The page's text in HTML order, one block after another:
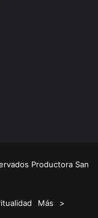
Productora San
Más >